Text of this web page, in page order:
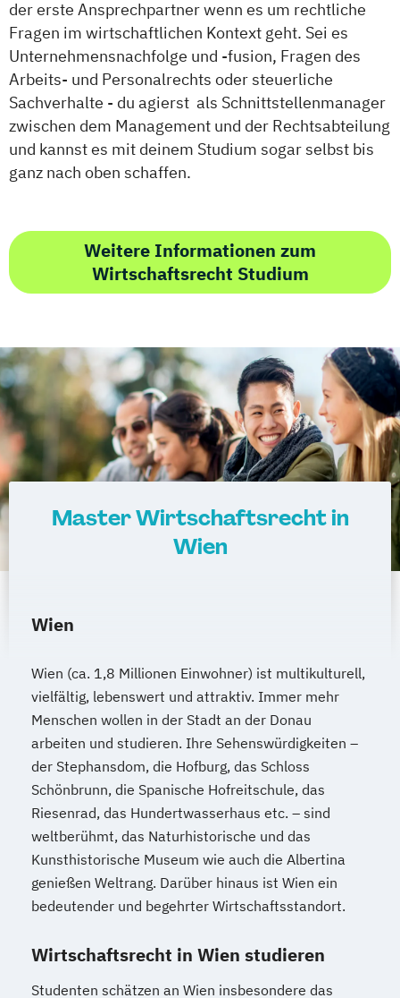
der erste Ansprechpartner wenn es um rechtliche
Fragen im wirtschaftlichen Kontext geht. Sei es
Unternehmensnachfolge und -fusion, Fragen des
Arbeits- und Personalrechts oder steuerliche
Sachverhalte - du agierst als Schnittstellenmanager
zwischen dem Management und der Rechtsabteilung
und kannst es mit deinem Studium sogar selbst bis
ganz nach oben schaffen.
Weitere Informationen zum
Wirtschaftsrecht Studium
Master Wirtschaftsrecht in
Wien
Wien
Wien (ca. 1,8 Millionen Einwohner) ist multikulturell,
vielfältig, lebenswert und attraktiv. Immer mehr
Menschen wollen in der Stadt an der Donau
arbeiten und studieren. Ihre Sehenswürdigkeiten –
der Stephansdom, die Hofburg, das Schloss
Schönbrunn, die Spanische Hofreitschule, das
Riesenrad, das Hundertwasserhaus etc. – sind
weltberühmt, das Naturhistorische und das
Kunsthistorische Museum wie auch die Albertina
genießen Weltrang. Darüber hinaus ist Wien ein
bedeutender und begehrter Wirtschaftsstandort.
Wirtschaftsrecht in Wien studieren
Studenten schätzen an Wien insbesondere das